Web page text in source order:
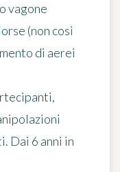
vagone
(non così
di aerei
Dai 6 anni in